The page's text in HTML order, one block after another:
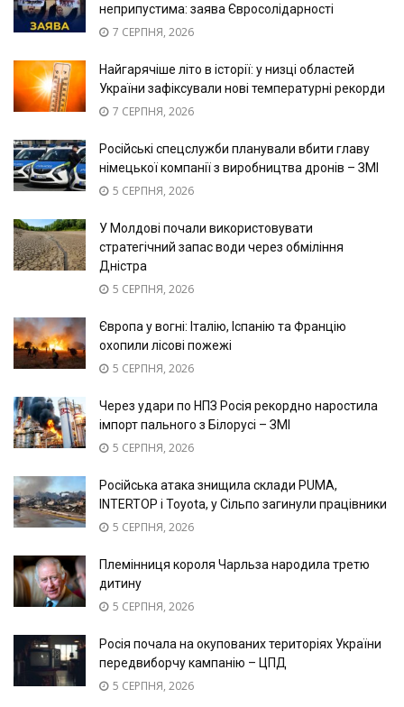
неприпустима: заява Євросолідарності
7 СЕРПНЯ, 2026
Найгарячіше літо в історії: у низці областей
України зафіксували нові температурні рекорди
7 СЕРПНЯ, 2026
Російські спецслужби планували вбити главу
німецької компанії з виробництва дронів – ЗМІ
5 СЕРПНЯ, 2026
У Молдові почали використовувати
стратегічний запас води через обміління
Дністра
5 СЕРПНЯ, 2026
Європа у вогні: Італію, Іспанію та Францію
охопили лісові пожежі
5 СЕРПНЯ, 2026
Через удари по НПЗ Росія рекордно наростила
імпорт пального з Білорусі – ЗМІ
5 СЕРПНЯ, 2026
Російська атака знищила склади PUMA,
INTERTOP і Toyota, у Сільпо загинули працівники
5 СЕРПНЯ, 2026
Племінниця короля Чарльза народила третю
дитину
5 СЕРПНЯ, 2026
Росія почала на окупованих територіях України
передвиборчу кампанію – ЦПД
5 СЕРПНЯ, 2026